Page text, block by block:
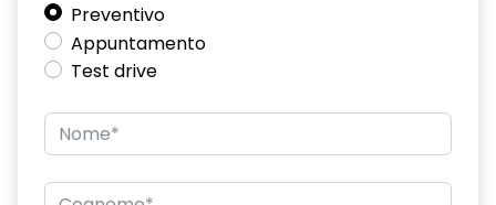
Emergency call soggetto alla disponibilità di rete
compatibile 2G/3G o 4G/5G in base al veicolo
Firma luminosa pixelata con fari full LED
Freno di stazionamento elettrico
Preventivo
Appuntamento
Test drive